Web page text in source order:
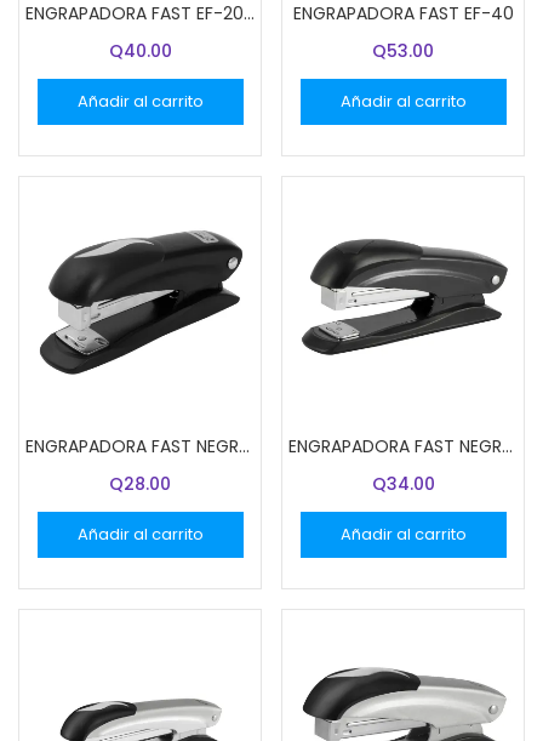
ENGRAPADORA FAST EF-20 MET. GRANDE NEGRO
Q40.00
Añadir al carrito
ENGRAPADORA FAST EF-40
Q53.00
Añadir al carrito
ENGRAPADORA FAST NEGRA EF-13
Q28.00
Añadir al carrito
ENGRAPADORA FAST NEGRA EF-15
Q34.00
Añadir al carrito